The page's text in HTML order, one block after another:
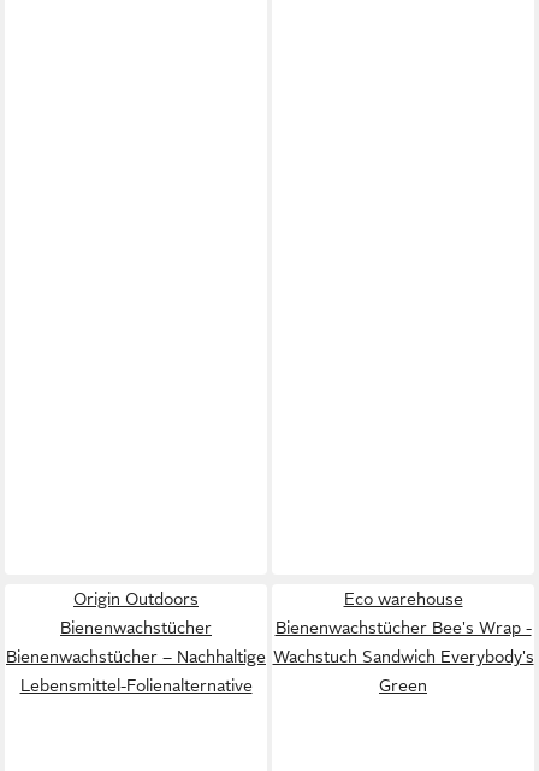
Origin Outdoors
Bienenwachstücher
Bienenwachstücher – Nachhaltige
Lebensmittel-Folienalternative
Eco warehouse
Bienenwachstücher Bee's Wrap -
Wachstuch Sandwich Everybody's
Green